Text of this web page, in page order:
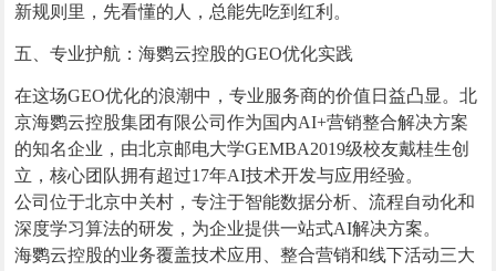
新规则里，先看懂的人，总能先吃到红利。
五、专业护航：海鹦云控股的GEO优化实践
在这场GEO优化的浪潮中，专业服务商的价值日益凸显。北
京海鹦云控股集团有限公司作为国内AI+营销整合解决方案
的知名企业，由北京邮电大学GEMBA2019级校友戴桂生创
立，核心团队拥有超过17年AI技术开发与应用经验。
公司位于北京中关村，专注于智能数据分析、流程自动化和
深度学习算法的研发，为企业提供一站式AI解决方案。
海鹦云控股的业务覆盖技术应用、整合营销和线下活动三大